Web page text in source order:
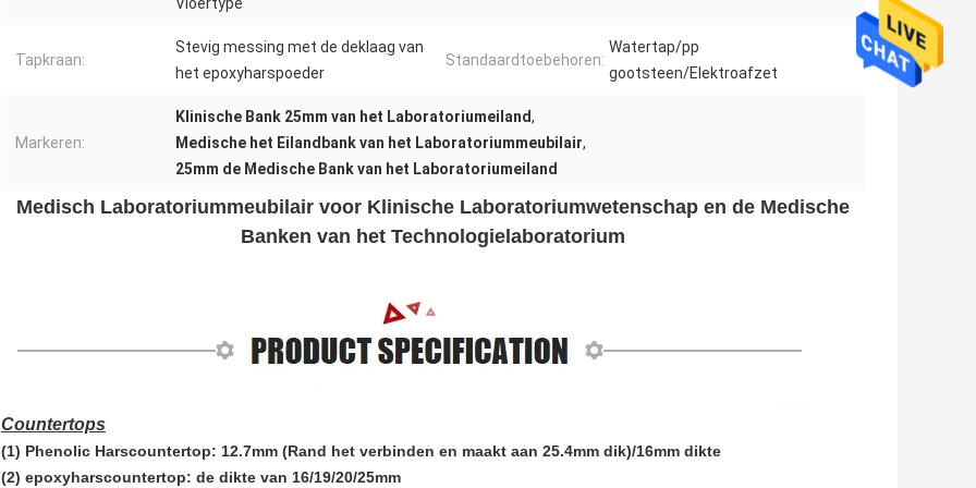
Vloertype
Tapkraan:
Stevig messing met de deklaag van
het epoxyharspoeder
Standaardtoebehoren:
Watertap/pp
gootsteen/Elektroafzet
Markeren:
Klinische Bank 25mm van het Laboratoriumeiland,
Medische het Eilandbank van het Laboratoriummeubilair,
25mm de Medische Bank van het Laboratoriumeiland
Medisch Laboratoriummeubilair voor Klinische Laboratoriumwetenschap en de Medische
Banken van het Technologielaboratorium
Countertops
(1) Phenolic Harscountertop: 12.7mm (Rand het verbinden en maakt aan 25.4mm dik)/16mm dikte
(2) epoxyharscountertop: de dikte van 16/19/20/25mm